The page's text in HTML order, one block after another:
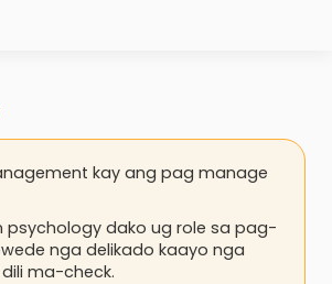
kay ang pag manage
psychology dako ug role sa pag-
nga delikado kaayo nga
ma-check.